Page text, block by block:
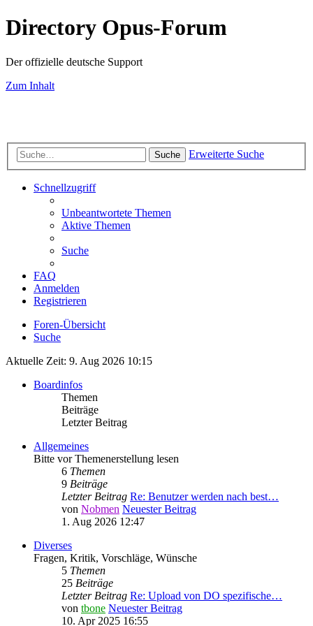
Directory Opus-Forum
Der offizielle deutsche Support
Zum Inhalt
Suche Erweiterte Suche
Schnellzugriff
Unbeantwortete Themen
Aktive Themen
Suche
FAQ
Anmelden
Registrieren
Foren-Übersicht
Suche
Aktuelle Zeit: 9. Aug 2026 10:15
Boardinfos
Themen
Beiträge
Letzter Beitrag
Allgemeines
Bitte vor Themenerstellung lesen
6 Themen
9 Beiträge
Letzter Beitrag Re: Benutzer werden nach best…
von Nobmen Neuester Beitrag
1. Aug 2026 12:47
Diverses
Fragen, Kritik, Vorschläge, Wünsche
5 Themen
25 Beiträge
Letzter Beitrag Re: Upload von DO spezifische…
von tbone Neuester Beitrag
10. Apr 2025 16:55